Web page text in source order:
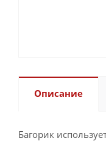
Описание
Багорик